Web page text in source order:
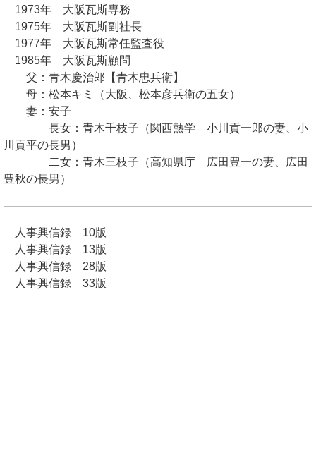
1973年 大阪瓦斯専務
1975年 大阪瓦斯副社長
1977年 大阪瓦斯常任監査役
1985年 大阪瓦斯顧問
父：青木慶治郎【青木忠兵衛】
母：松本キミ（大阪、松本彦兵衛の五女）
妻：安子
長女：青木千枝子（関西熱学 小川貢一郎の妻、小
川貢平の長男）
二女：青木三枝子（高知県庁 広田豊一の妻、広田
豊秋の長男）
人事興信録 10版
人事興信録 13版
人事興信録 28版
人事興信録 33版